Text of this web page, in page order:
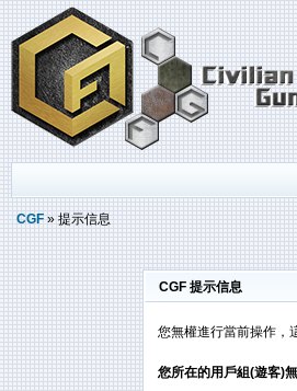
CGF» 提示信息
CGF 提示信息
您無權進行當前操作，
您所在的用戶組(遊客)